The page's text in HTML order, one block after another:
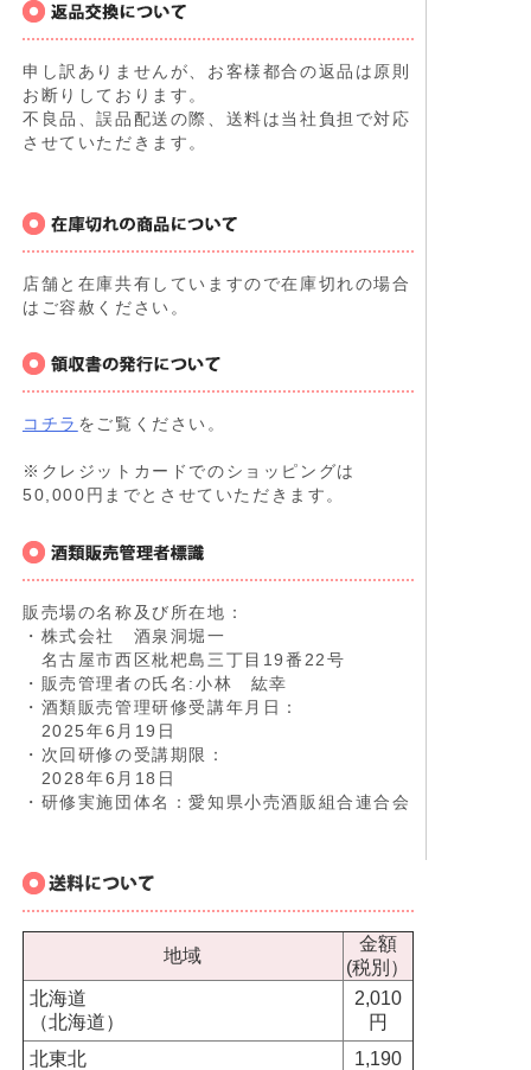
申し訳ありませんが、お客様都合の返品は原則
お断りしております。
不良品、誤品配送の際、送料は当社負担で対応
させていただきます。
店舗と在庫共有していますので在庫切れの場合
はご容赦ください。
コチラ をご覧ください。
※クレジットカードでのショッピングは
50,000円までとさせていただきます。
販売場の名称及び所在地：
・株式会社 酒泉洞堀一
名古屋市西区枇杷島三丁目19番22号
・販売管理者の氏名:小林 紘幸
・酒類販売管理研修受講年月日：
2025年6月19日
・次回研修の受講期限：
2028年6月18日
・研修実施団体名：愛知県小売酒販組合連合会
地域
金額
(税別）
北海道
（北海道）
2,010
円
北東北
1,190